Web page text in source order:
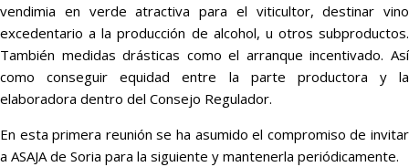
vendimia en verde atractiva para el viticultor, destinar vino
excedentario a la producción de alcohol, u otros subproductos.
También medidas drásticas como el arranque incentivado. Así
como conseguir equidad entre la parte productora y la
elaboradora dentro del Consejo Regulador.
En esta primera reunión se ha asumido el compromiso de invitar
a ASAJA de Soria para la siguiente y mantenerla periódicamente.